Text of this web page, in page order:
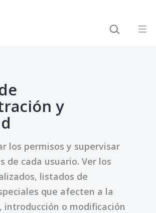
y
los permisos y supervisar
de cada usuario. Ver los
listados de
que afecten a la
introducción o modificación